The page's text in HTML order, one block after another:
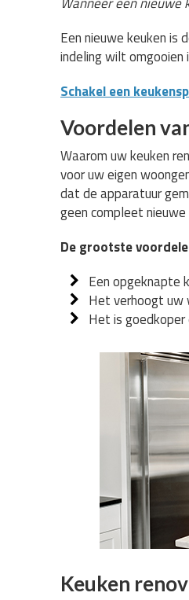
Een nieuwe keuken is
indeling wilt
Schakel een
Voordelen
Waarom uw keuken
voor uw eigen
dat de apparatuur
geen compleet
De grootste
Een opgeknapte
Het verhoogt uw
Het is goedkoper
Keuken